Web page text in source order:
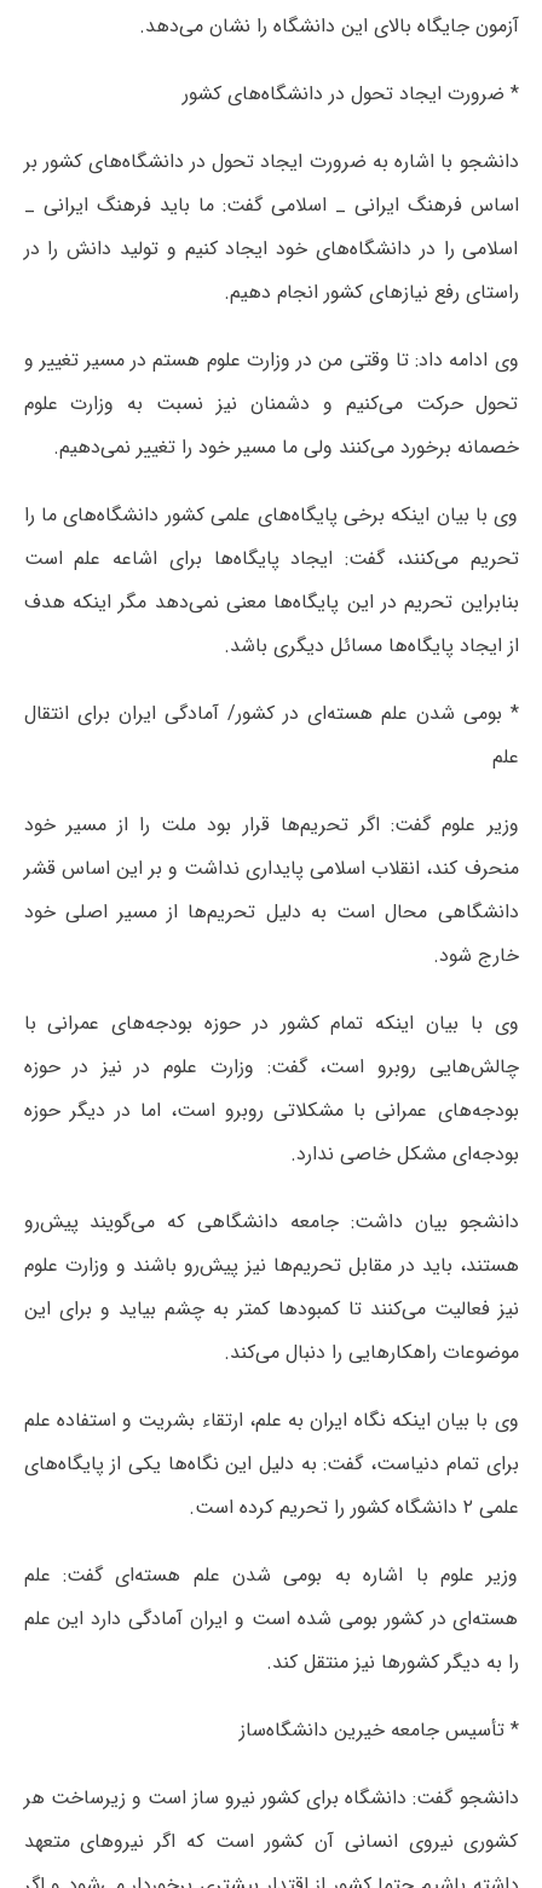
آزمون جایگاه بالای این دانشگاه را نشان می‌دهد.
* ضرورت ایجاد تحول در دانشگاه‌های کشور
دانشجو با اشاره به ضرورت ایجاد تحول در دانشگاه‌های کشور بر
اساس فرهنگ ایرانی _ اسلامی گفت: ما باید فرهنگ ایرانی _
اسلامی را در دانشگاه‌های خود ایجاد کنیم و تولید دانش را در
راستای رفع نیازهای کشور انجام دهیم.
وی ادامه داد: تا وقتی من در وزارت علوم هستم در مسیر تغییر و
تحول حرکت می‌کنیم و دشمنان نیز نسبت به وزارت علوم
خصمانه برخورد می‌کنند ولی ما مسیر خود را تغییر نمی‌دهیم.
وی با بیان اینکه برخی پایگاه‌های علمی کشور دانشگاه‌های ما را
تحریم می‌کنند، گفت: ایجاد پایگاه‌ها برای اشاعه علم است
بنابراین تحریم در این پایگاه‌ها معنی نمی‌دهد مگر اینکه هدف
از ایجاد پایگاه‌ها مسائل دیگری باشد.
* بومی شدن علم هسته‌ای در کشور/ آمادگی ایران برای انتقال
علم
وزیر علوم گفت: اگر تحریم‌ها قرار بود ملت را از مسیر خود
منحرف کند، انقلاب اسلامی پایداری نداشت و بر این اساس قشر
دانشگاهی محال است به دلیل تحریم‌ها از مسیر اصلی خود
خارج شود.
وی با بیان اینکه تمام کشور در حوزه بودجه‌های عمرانی با
چالش‌هایی روبرو است، گفت: وزارت علوم در نیز در حوزه
بودجه‌های عمرانی با مشکلاتی روبرو است، اما در دیگر حوزه
بودجه‌ای مشکل خاصی ندارد.
دانشجو بیان داشت: جامعه دانشگاهی که می‌گویند پیش‌رو
هستند، باید در مقابل تحریم‌ها نیز پیش‌رو باشند و وزارت علوم
نیز فعالیت می‌کنند تا کمبودها کمتر به چشم بیاید و برای این
موضوعات راهکارهایی را دنبال می‌کند.
وی با بیان اینکه نگاه ایران به علم، ارتقاء بشریت و استفاده علم
برای تمام دنیاست، گفت: به دلیل این نگاه‌ها یکی از پایگاه‌های
علمی ۲ دانشگاه کشور را تحریم کرده است.
وزیر علوم با اشاره به بومی شدن علم هسته‌ای گفت: علم
هسته‌ای در کشور بومی شده است و ایران آمادگی دارد این علم
را به دیگر کشورها نیز منتقل کند.
* تأسیس جامعه خیرین دانشگاه‌ساز
دانشجو گفت: دانشگاه برای کشور نیرو ساز است و زیرساخت هر
کشوری نیروی انسانی آن کشور است که اگر نیروهای متعهد